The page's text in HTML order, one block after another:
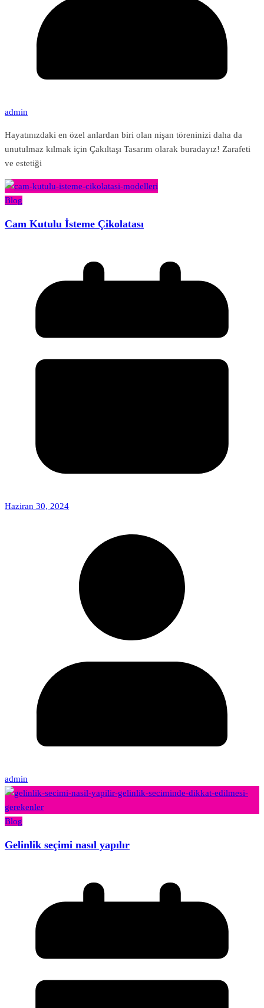
admin
Hayatınızdaki en özel anlardan biri olan nişan töreninizi daha da
unutulmaz kılmak için Çakıltaşı Tasarım olarak buradayız! Zarafeti
ve estetiği
Blog
Cam Kutulu İsteme Çikolatası
Haziran 30, 2024
admin
Blog
Gelinlik seçimi nasıl yapılır